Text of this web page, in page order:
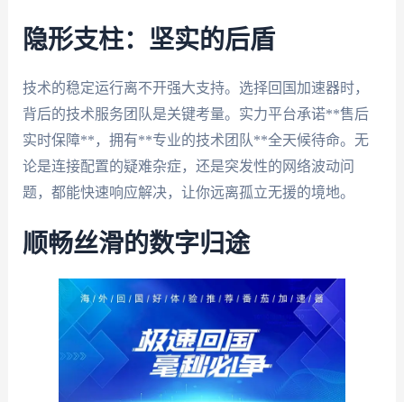
隐形支柱：坚实的后盾
技术的稳定运行离不开强大支持。选择回国加速器时，
背后的技术服务团队是关键考量。实力平台承诺**售后
实时保障**，拥有**专业的技术团队**全天候待命。无
论是连接配置的疑难杂症，还是突发性的网络波动问
题，都能快速响应解决，让你远离孤立无援的境地。
顺畅丝滑的数字归途